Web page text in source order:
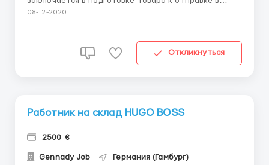
магазины Adidas. В обязанности входит: проверка
транспортировки. стикеровка и маркировка готов...
08-12-2020
Откликнуться
Работник на склад HUGO BOSS
2500 €
Gennady Job Германия (Гамбург)